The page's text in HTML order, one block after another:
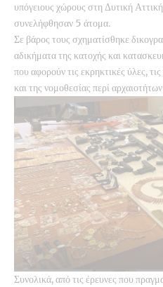
υπόγειους χώρους στη Δυτική
συνελήφθησαν 5 άτομα.
Σε βάρος τους σχηματίσθηκε
αδικήματα της κατοχής και
που αφορούν τις εκρηκτικές ύλες,
και της νομοθεσίας περί
Συνολικά, από τις έρευνες που